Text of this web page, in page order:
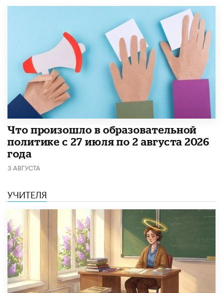
​Что произошло в образовательной
политике с 27 июля по 2 августа 2026
года
3 АВГУСТА
УЧИТЕЛЯ